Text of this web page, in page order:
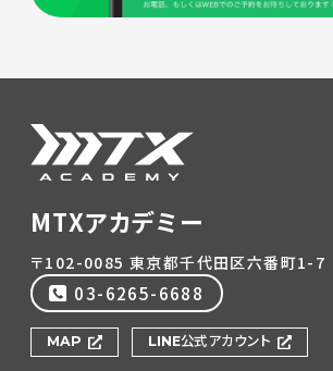
MTXアカデミー
〒102-0085 東京都千代田区六番町1-7
03-6265-6688
MAP LINE公式アカウント